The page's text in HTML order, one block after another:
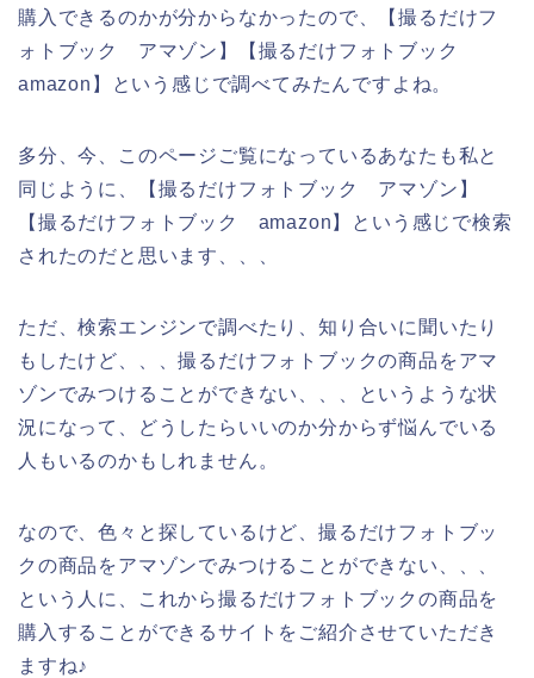
購入できるのかが分からなかったので、【撮るだけフ
ォトブック アマゾン】【撮るだけフォトブック
amazon】という感じで調べてみたんですよね。
多分、今、このページご覧になっているあなたも私と
同じように、【撮るだけフォトブック アマゾン】
【撮るだけフォトブック amazon】という感じで検索
されたのだと思います、、、
ただ、検索エンジンで調べたり、知り合いに聞いたり
もしたけど、、、撮るだけフォトブックの商品をアマ
ゾンでみつけることができない、、、というような状
況になって、どうしたらいいのか分からず悩んでいる
人もいるのかもしれません。
なので、色々と探しているけど、撮るだけフォトブッ
クの商品をアマゾンでみつけることができない、、、
という人に、これから撮るだけフォトブックの商品を
購入することができるサイトをご紹介させていただき
ますね♪